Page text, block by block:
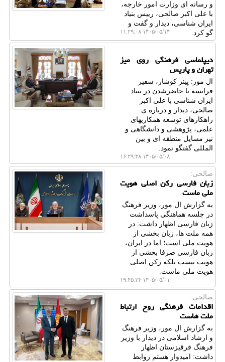
و رسانه ای وزارت امور خارجه،
با علی اکبر صالحی، رییس بنیاد
ایران شناسی، دیدار و گفت و
گو کرد.
۱۴۰۵/۰۵/۱۴ ۱۱:۲۹:۰۸
دیپلماسی فرهنگی روی میز
تهران و پاریس
ال مور: پیئر کوشار، سفیر
فرانسه با حاضرشدن در بنیاد
ایران شناسی با علی اکبر
صالحی، دیدار و درباره ی
راهکارهای توسعه همکاریهای
علمی، پژوهشی و دانشگاهی و
نیز مسایل منطقه ای و بین
المللی گفتگو نمود.
۱۴۰۵/۰۵/۰۸ ۱۶:۲۹:۳۸
صالحی:
زبان فارسی رکن اصلی هویت
ملی ماست
به گزارش ال مور، وزیر فرهنگ
در جلسه هماهنگی پاسداشت
زبان فارسی اظهار داشت: در
همه ملت ها، زبان بخشی از
هویت ملی است؛ اما در ایران،
زبان فارسی صرفا بخشی از
هویت نیست بلکه رکن اصلی
هویت ملی ماست.
۱۴۰۵/۰۵/۰۱ ۱۹:۴۵:۲۴
صالحی:
اقدامات فرهنگی روح ارتباط
ملت هاست
به گزارش ال مور، وزیر فرهنگ
و ارشاد اسلامی در دیدار با وزیر
فرهنگ قرقیزستان اظهار
داشت: امیدوار هستم روابط